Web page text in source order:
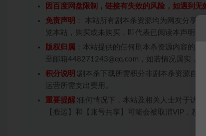
因百度网盘限制，链接有失效的风险，如遇到
免责声明 ： 本站所有剧本杀资源均为网友分享
览本站，购买或未购买，即代表已阅读本声明
版权归属 ：本站提供的任何剧本杀资源内容的
至邮箱448271243@qq.com，如若情况属实，
积分说明 ∶剧本杀下载所需积分非剧本杀资源自
运营所需支出费用。
重要提醒 ∶任何情况下，本站及相关人士对于访
【搬运】和【账号共享】可能会被取消VIP，恕